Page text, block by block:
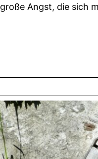
große Angst, die sich